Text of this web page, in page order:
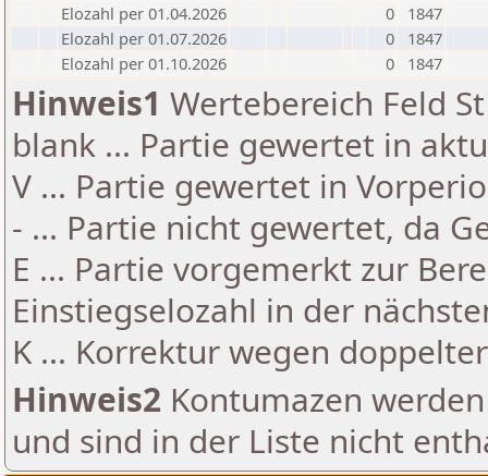
Elozahl per 01.04.2026
0
1847
Elozahl per 01.07.2026
0
1847
Elozahl per 01.10.2026
0 1847
Hinweis1 Wertebereich Feld
blank ... Partie gewertet in
V ... Partie gewertet in
- ... Partie nicht gewertet, da
E ... Partie vorgemerkt zur
Einstiegselozahl in der
K ... Korrektur wegen
Hinweis2 Kontumazen
und sind in der Liste nicht